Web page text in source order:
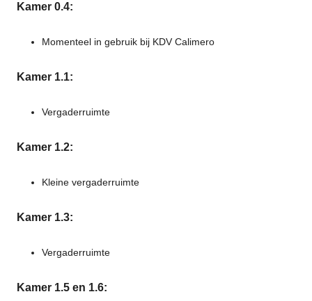
Kamer 0.4:
Momenteel in gebruik bij KDV Calimero
Kamer 1.1:
Vergaderruimte
Kamer 1.2:
Kleine vergaderruimte
Kamer 1.3:
Vergaderruimte
Kamer 1.5 en 1.6: